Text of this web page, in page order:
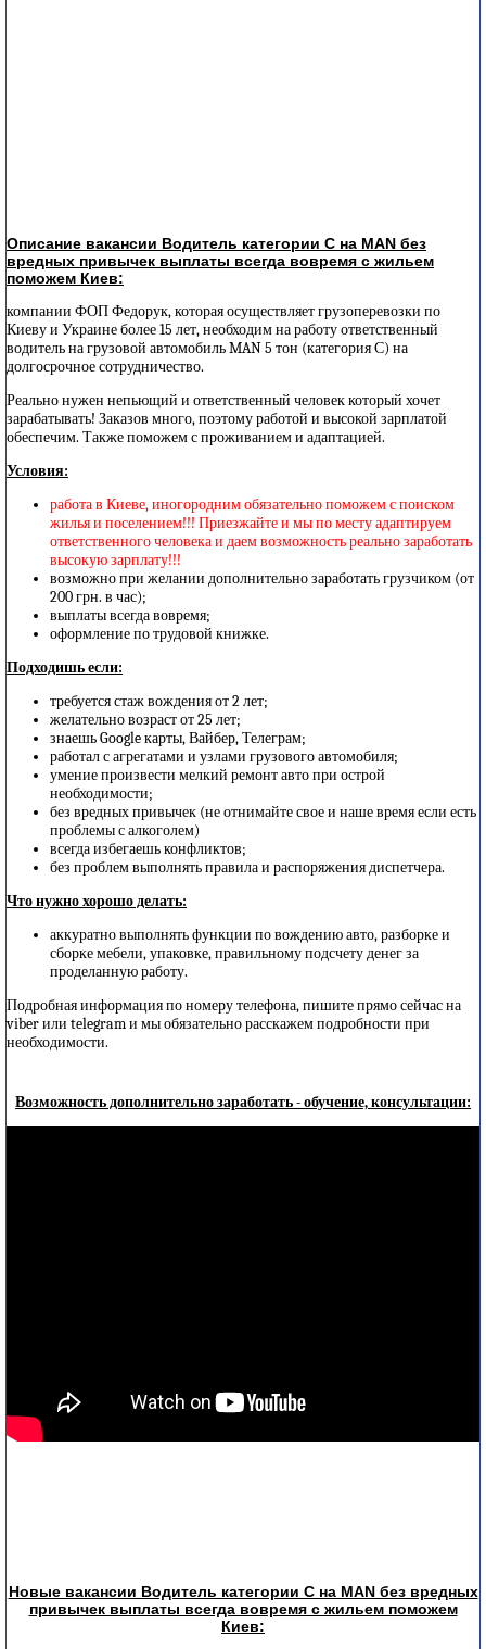
Описание вакансии Водитель категории С на MAN без
вредных привычек выплаты всегда вовремя с жильем
поможем Киев:
компании ФОП Федорук, которая осуществляет грузоперевозки по
Киеву и Украине более 15 лет, необходим на работу ответственный
водитель на грузовой автомобиль MAN 5 тон (категория С) на
долгосрочное сотрудничество.
Реально нужен непьющий и ответственный человек который хочет
зарабатывать! Заказов много, поэтому работой и высокой зарплатой
обеспечим. Также поможем с проживанием и адаптацией.
Условия:
работа в Киеве, иногородним обязательно поможем с поиском
жилья и поселением!!! Приезжайте и мы по месту адаптируем
ответственного человека и даем возможность реально заработать
высокую зарплату!!!
возможно при желании дополнительно заработать грузчиком (от
200 грн. в час);
выплаты всегда вовремя;
оформление по трудовой книжке.
Подходишь если:
требуется стаж вождения от 2 лет;
желательно возраст от 25 лет;
знаешь Google карты, Вайбер, Телеграм;
работал с агрегатами и узлами грузового автомобиля;
умение произвести мелкий ремонт авто при острой
необходимости;
без вредных привычек (не отнимайте свое и наше время если есть
проблемы с алкоголем)
всегда избегаешь конфликтов;
без проблем выполнять правила и распоряжения диспетчера.
Что нужно хорошо делать:
аккуратно выполнять функции по вождению авто, разборке и
сборке мебели, упаковке, правильному подсчету денег за
проделанную работу.
Подробная информация по номеру телефона, пишите прямо сейчас на
viber или telegram и мы обязательно расскажем подробности при
необходимости.
Возможность дополнительно заработать - обучение, консультации:
Новые вакансии Водитель категории С на MAN без вредных
привычек выплаты всегда вовремя с жильем поможем
Киев: